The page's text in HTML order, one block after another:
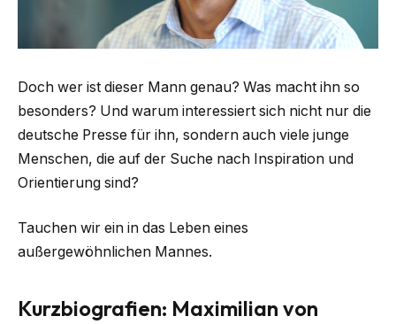
Doch wer ist dieser Mann genau? Was macht ihn so
besonders? Und warum interessiert sich nicht nur die
deutsche Presse für ihn, sondern auch viele junge
Menschen, die auf der Suche nach Inspiration und
Orientierung sind?
Tauchen wir ein in das Leben eines
außergewöhnlichen Mannes.
Kurzbiografien: Maximilian von